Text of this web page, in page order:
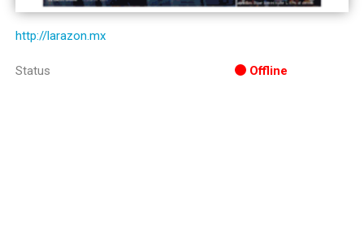
http://larazon.mx
Status Offline